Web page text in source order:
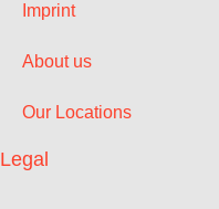
Imprint
About us
Our Locations
Legal